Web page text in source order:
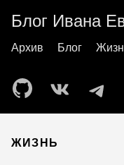
Блог Ивана
Архив Блог
ЖИЗНЬ